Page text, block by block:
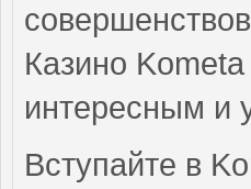
Казино
интересным и
Вступайте в